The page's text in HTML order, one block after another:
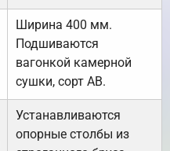
Ширина 400 мм.
Подшиваются
вагонкой камерной
сушки, сорт АВ.
Устанавливаются
опорные столбы из